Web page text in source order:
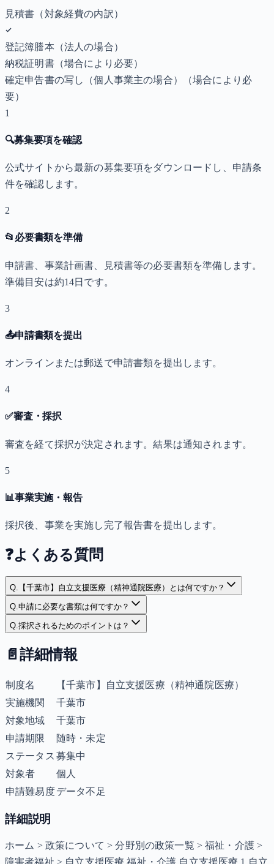
見積書（対象経費の内訳）
登記簿謄本（法人の場合）
納税証明書（場合により必要）
確定申告書の写し（個人事業主の場合）
（場合により必
要）
1
🔍募集要項を確認
公式サイトから最新の募集要項をダウンロードし、申請条
件を確認します。
2
📂 必要書類を準備
申請書、事業計画書、見積書等の必要書類を準備します。
準備目安は約14日です。
3
📤申請書類を提出
オンラインまたは郵送で申請書類を提出します。
4
✅審査・採択
審査を経て採択が決定されます。結果は通知されます。
5
📊事業実施・報告
採択後、事業を実施し完了報告書を提出します。
❓よくある質問
Q. 【千葉市】自立支援医療（精神通院医療）とは何ですか？
Q.申請に必要な書類は何ですか？
Q.採択されるためのポイントは？
📄 詳細情報
制度名
【千葉市】自立支援医療（精神通院医療）
実施機関
千葉市
対象地域
千葉市
申請期限
随時・未定
ステータス 募集中
対象者
個人
申請難易度データ不足
詳細説明
ホーム > 政策について > 分野別の政策一覧 > 福祉・介護 >